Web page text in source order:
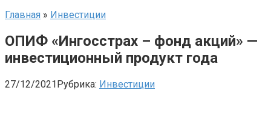
Главная » Инвестиции
ОПИФ «Ингосстрах – фонд акций» —
инвестиционный продукт года
27/12/2021Рубрика: Инвестиции